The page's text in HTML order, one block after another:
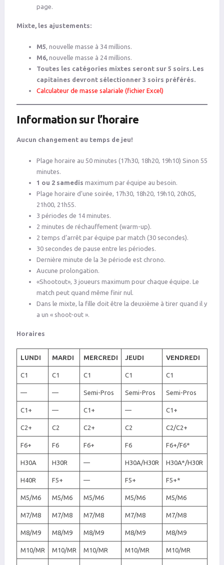
page.
Mixte, les ajustements:
M5, nouvelle masse à 34 millions.
M6, nouvelle masse à 24 millions.
Toutes les catégories mixtes seront sur 5 soirs. Les
capitaines devront sélectionner 3 soirs préférés.
Calculateur de masse salariale (fichier Excel)
Information sur l’horaire
Aucun changement au temps de jeu!
Plage horaire au 50 minutes (17h30, 18h20, 19h10) Sinon 55
minutes.
1 ou 2 samedis maximum par équipe au besoin.
Plage horaire d’une soirée, 17h30, 18h20, 19h10, 20h05,
21h00, 21h55.
3 périodes de 14 minutes.
2 minutes de réchauffement (warm-up).
2 temps d’arrêt par équipe par match (30 secondes).
30 secondes de pause entre les périodes.
Dernière minute de la 3e période est chrono.
Aucune prolongation.
«Shootout», 3 joueurs maximum pour chaque équipe. Le
match peut quand même finir nul.
Dans le mixte, la fille doit être la deuxième à tirer quand il y
a un « shoot-out ».
Horaires
LUNDI MARDI MERCREDI JEUDI VENDREDI
C1 C1 C1 C1 C1
— — Semi-Pros Semi-Pros Semi-Pros
C1+ — C1+ — C1+
C2+ C2 C2+ C2 C2/C2+
F6+ F6 F6+ F6 F6+/F6*
H30A H30R — H30A/H30R H30A*/H30R
H40R F5+ — F5+ F5+*
M5/M6 M5/M6 M5/M6 M5/M6 M5/M6
M7/M8 M7/M8 M7/M8 M7/M8 M7/M8
M8/M9 M8/M9 M8/M9 M8/M9 M8/M9
M10/MR M10/MR M10/MR M10/MR M10/MR